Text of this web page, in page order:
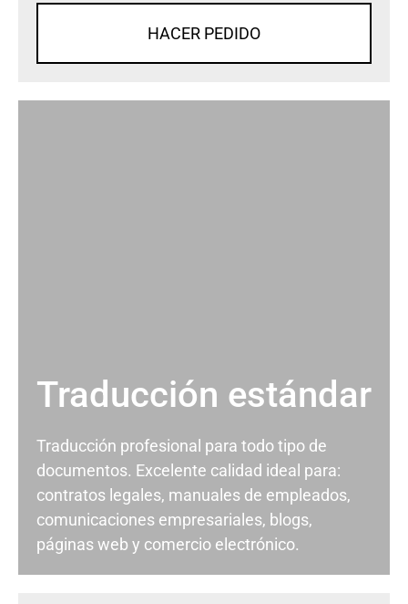
HACER PEDIDO
Traducción estándar
Traducción profesional para todo tipo de
documentos. Excelente calidad ideal para:
contratos legales, manuales de empleados,
comunicaciones empresariales, blogs,
páginas web y comercio electrónico.